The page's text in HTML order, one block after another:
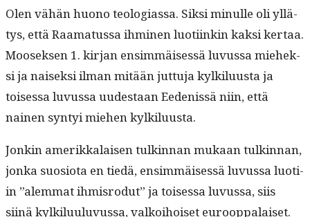
Olen vähän huono teolo­gias­sa. Sik­si min­ulle oli yllä­
tys, että Raa­ma­tus­sa ihmi­nen luoti­inkin kak­si ker­taa.
Moosek­sen 1. kir­jan ensim­mäisessä luvus­sa miehek­
si ja naisek­si ilman mitään jut­tu­ja kylk­ilu­us­ta ja
toises­sa luvus­sa uud­estaan Eedenis­sä niin, että
nainen syn­tyi miehen kylkiluusta.
Jonkin amerikkalaisen tulkin­nan mukaan tulkin­nan,
jon­ka suo­sio­ta en tiedä, ensim­mäisessä luvus­sa luoti­
in ”alem­mat ihmis­ro­dut” ja toises­sa luvus­sa, siis
siinä kylk­ilu­u­lu­vus­sa, valkoi­hoiset eurooppalaiset.